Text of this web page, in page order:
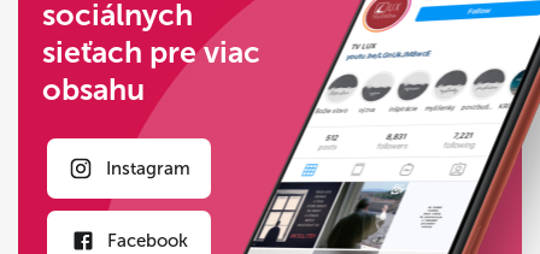
sociálnych
sieťach pre viac
obsahu
Instagram
Facebook